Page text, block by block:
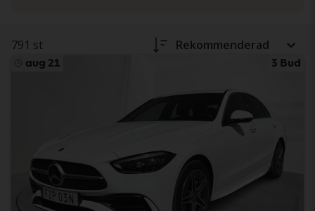
791 st Rekommenderad
aug 21 3 Bud